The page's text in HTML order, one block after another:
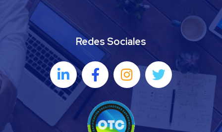
Redes Sociales